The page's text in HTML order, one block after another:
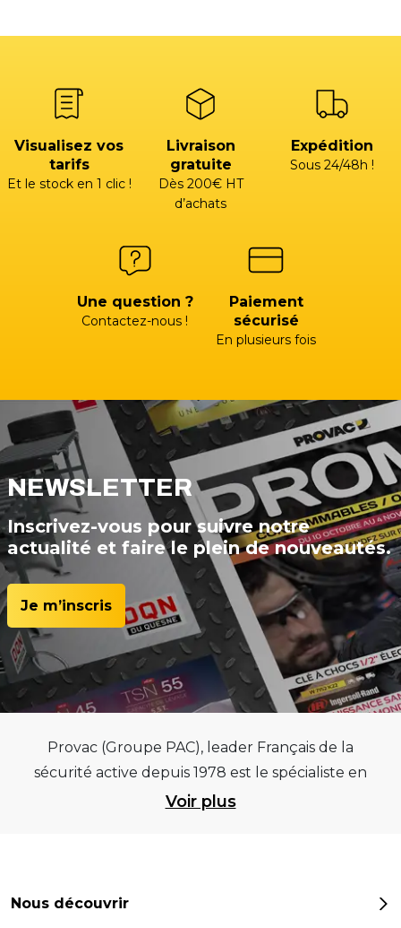
Visualisez vos
tarifs
Et le stock en 1 clic !
Livraison
gratuite
Dès 200€ HT
d’achats
Expédition
Sous 24/48h !
Une question ?
Contactez-nous !
Paiement
sécurisé
En plusieurs fois
NEWSLETTER
Inscrivez-vous pour suivre notre
actualité et faire le plein de nouveautés.
Je m’inscris
Provac (Groupe PAC), leader Français de la
sécurité active depuis 1978 est le spécialiste en
équipements pour garages et centres
meilleurs équipements sur des critères de
Voir plus
Nous découvrir